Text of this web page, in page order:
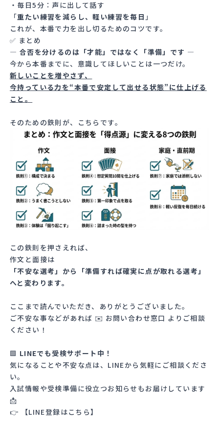
・毎日5分：声に出して話す
「重たい練習を減らし、軽い練習を毎日 」
これが、本番で力を出し切るためのコツです。
✅ まとめ
― 合否を分けるのは「才能」ではなく「準備」です ―
今から本番までに、意識してほしいことは一つだけ。
新しいことを増やさず、
今持っている力を“本番で安定して出せる状態”に仕上げる
こと。
そのための鉄則が、こちらです。
この鉄則を押さえれば、
作文と面接は
「不安な選考」から「準備すれば確実に点が取れる選考」
へと変わります。
ここまで読んでいただき、ありがとうございました。
ご不安な事などがあれば ✉️ お問い合わせ窓口 よりご相談
ください！
🟩 LINEでも受検サポート中！
気になることや不安な点は、LINEから気軽にご相談くださ
い。
入試情報や受検準備に役立つお知らせもお届けしています
📩
👉
【LINE登録はこちら】